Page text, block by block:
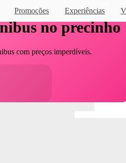
Promoções Experiências
no precinho
com preços imperdíveis.